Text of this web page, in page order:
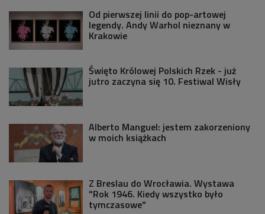
Od pierwszej linii do pop-artowej
legendy. Andy Warhol nieznany w
Krakowie
Święto Królowej Polskich Rzek - już
jutro zaczyna się 10. Festiwal Wisły
Alberto Manguel: jestem zakorzeniony
w moich książkach
Z Breslau do Wrocławia. Wystawa
"Rok 1946. Kiedy wszystko było
tymczasowe"